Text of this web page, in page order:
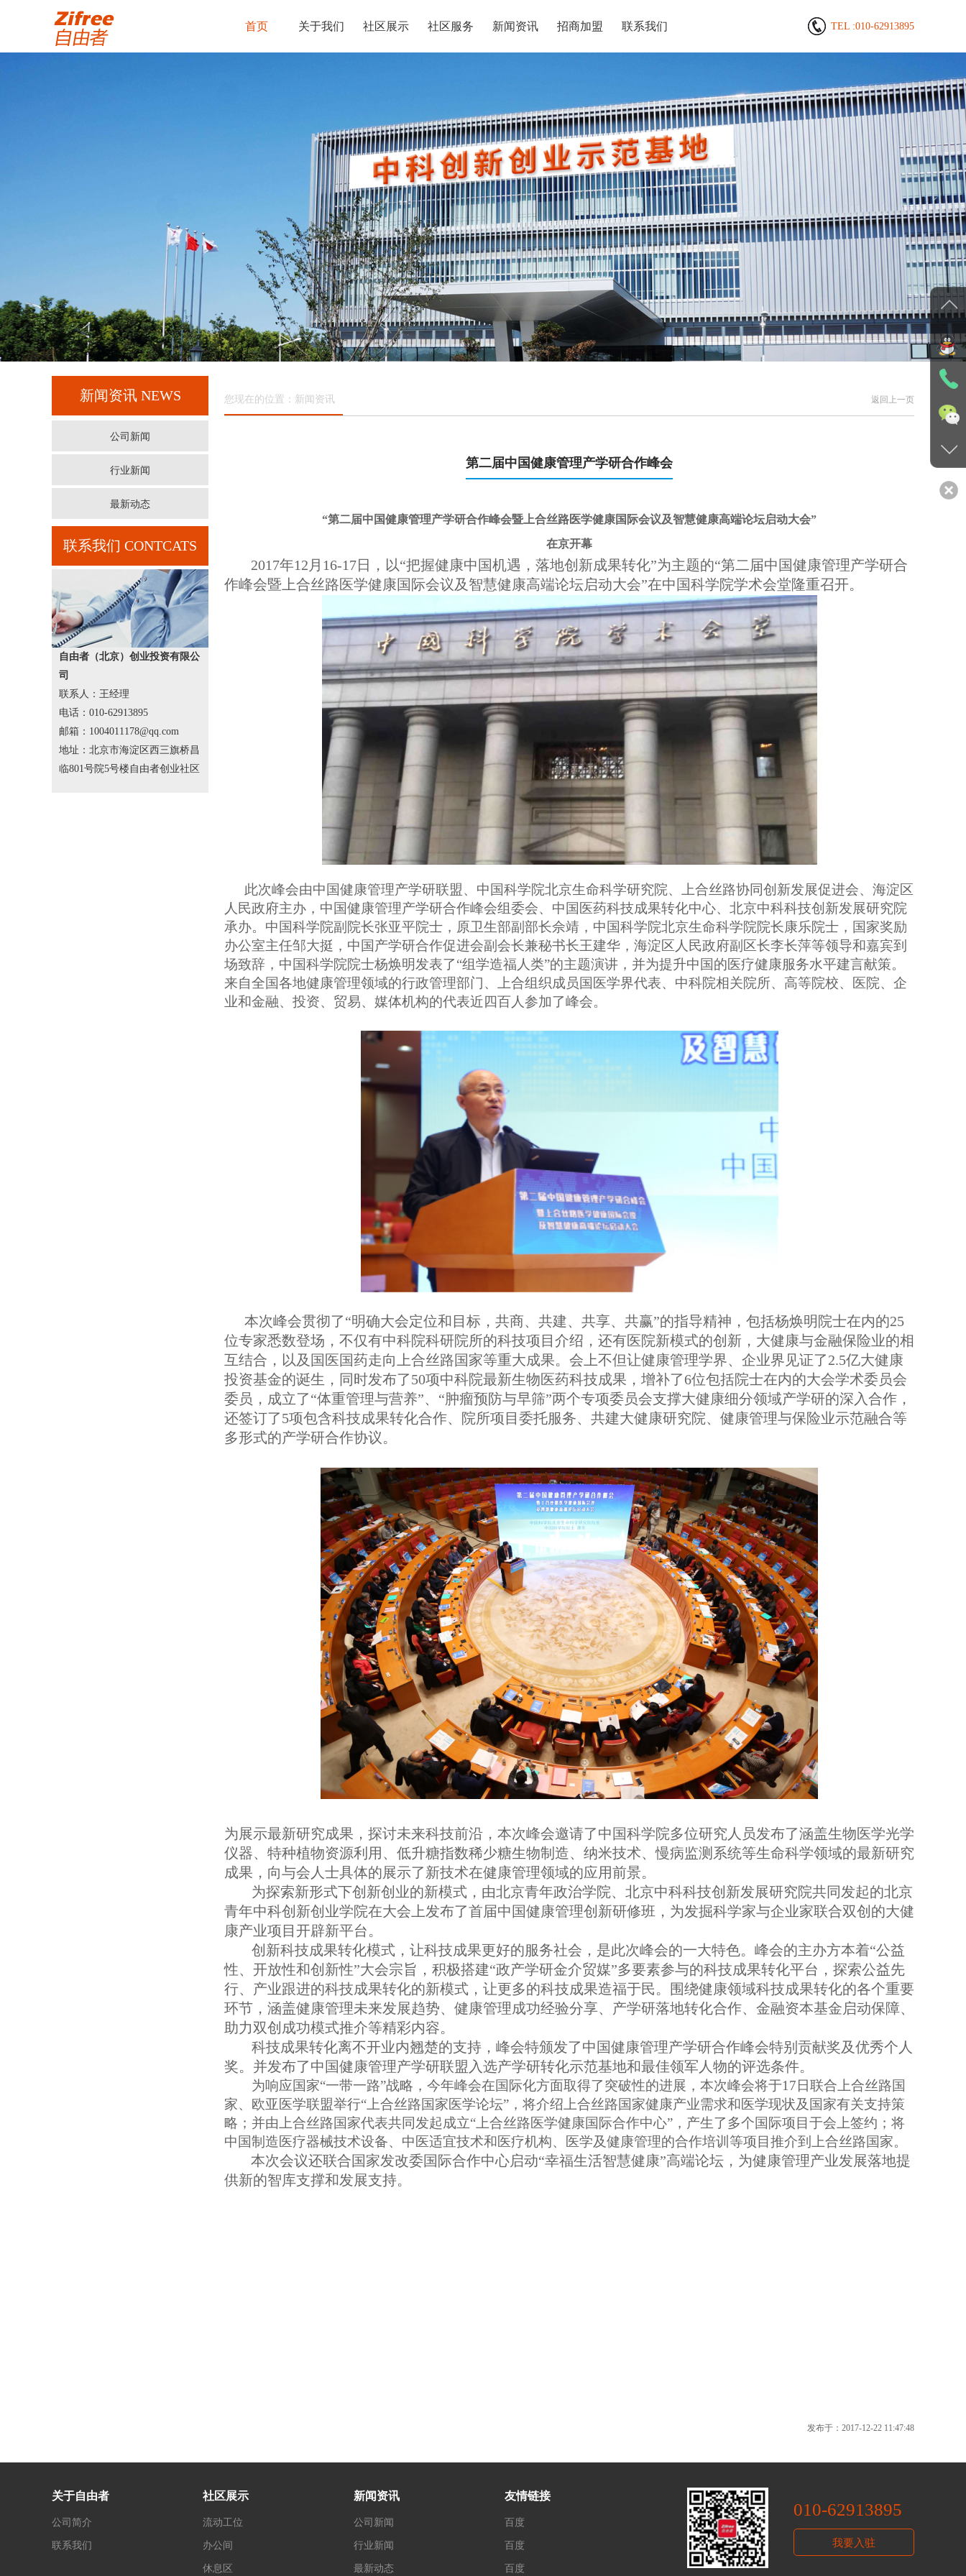
TEL :010-62913895
首页 关于我们 社区展示 社区服务 新闻资讯 招商加盟 联系我们
新闻资讯 NEWS
公司新闻
行业新闻
最新动态
联系我们 CONTCATS
自由者（北京）创业投资有限公
司
联系人：王经理
电话：010-62913895
邮箱：1004011178@qq.com
地址：北京市海淀区西三旗桥昌
临801号院5号楼自由者创业社区
您现在的位置：新闻资讯 返回上一页
第二届中国健康管理产学研合作峰会
“第二届中国健康管理产学研合作峰会暨上合丝路医学健康国际会议及智慧健康高端论坛启动大会”
在京开幕
2017年12月16-17日，以“把握健康中国机遇，落地创新成果转化”为主题的“第二届中国健康管理产学研合
作峰会暨上合丝路医学健康国际会议及智慧健康高端论坛启动大会”在中国科学院学术会堂隆重召开。
此次峰会由中国健康管理产学研联盟、中国科学院北京生命科学研究院、上合丝路协同创新发展促进会、海淀区
人民政府主办，中国健康管理产学研合作峰会组委会、中国医药科技成果转化中心、北京中科科技创新发展研究院
承办。中国科学院副院长张亚平院士，原卫生部副部长佘靖，中国科学院北京生命科学院院长康乐院士，国家奖励
办公室主任邹大挺，中国产学研合作促进会副会长兼秘书长王建华，海淀区人民政府副区长李长萍等领导和嘉宾到
场致辞，中国科学院院士杨焕明发表了“组学造福人类”的主题演讲，并为提升中国的医疗健康服务水平建言献策。
来自全国各地健康管理领域的行政管理部门、上合组织成员国医学界代表、中科院相关院所、高等院校、医院、企
业和金融、投资、贸易、媒体机构的代表近四百人参加了峰会。
本次峰会贯彻了“明确大会定位和目标，共商、共建、共享、共赢”的指导精神，包括杨焕明院士在内的25
位专家悉数登场，不仅有中科院科研院所的科技项目介绍，还有医院新模式的创新，大健康与金融保险业的相
互结合，以及国医国药走向上合丝路国家等重大成果。会上不但让健康管理学界、企业界见证了2.5亿大健康
投资基金的诞生，同时发布了50项中科院最新生物医药科技成果，增补了6位包括院士在内的大会学术委员会
委员，成立了“体重管理与营养”、“肿瘤预防与早筛”两个专项委员会支撑大健康细分领域产学研的深入合作，
还签订了5项包含科技成果转化合作、院所项目委托服务、共建大健康研究院、健康管理与保险业示范融合等
多形式的产学研合作协议。
为展示最新研究成果，探讨未来科技前沿，本次峰会邀请了中国科学院多位研究人员发布了涵盖生物医学光学
仪器、特种植物资源利用、低升糖指数稀少糖生物制造、纳米技术、慢病监测系统等生命科学领域的最新研究
成果，向与会人士具体的展示了新技术在健康管理领域的应用前景。
为探索新形式下创新创业的新模式，由北京青年政治学院、北京中科科技创新发展研究院共同发起的北京
青年中科创新创业学院在大会上发布了首届中国健康管理创新研修班，为发掘科学家与企业家联合双创的大健
康产业项目开辟新平台。
创新科技成果转化模式，让科技成果更好的服务社会，是此次峰会的一大特色。峰会的主办方本着“公益
性、开放性和创新性”大会宗旨，积极搭建“政产学研金介贸媒”多要素参与的科技成果转化平台，探索公益先
行、产业跟进的科技成果转化的新模式，让更多的科技成果造福于民。围绕健康领域科技成果转化的各个重要
环节，涵盖健康管理未来发展趋势、健康管理成功经验分享、产学研落地转化合作、金融资本基金启动保障、
助力双创成功模式推介等精彩内容。
科技成果转化离不开业内翘楚的支持，峰会特颁发了中国健康管理产学研合作峰会特别贡献奖及优秀个人
奖。并发布了中国健康管理产学研联盟入选产学研转化示范基地和最佳领军人物的评选条件。
为响应国家“一带一路”战略，今年峰会在国际化方面取得了突破性的进展，本次峰会将于17日联合上合丝路国
家、欧亚医学联盟举行“上合丝路国家医学论坛”，将介绍上合丝路国家健康产业需求和医学现状及国家有关支持策
略；并由上合丝路国家代表共同发起成立“上合丝路医学健康国际合作中心”，产生了多个国际项目于会上签约；将
中国制造医疗器械技术设备、中医适宜技术和医疗机构、医学及健康管理的合作培训等项目推介到上合丝路国家。
本次会议还联合国家发改委国际合作中心启动“幸福生活智慧健康”高端论坛，为健康管理产业发展落地提
供新的智库支撑和发展支持。
发布于：2017-12-22 11:47:48
关于自由者
公司简介
联系我们
社区展示
流动工位
办公间
休息区
新闻资讯
公司新闻
行业新闻
最新动态
友情链接
百度
百度
百度
010-62913895
我要入驻